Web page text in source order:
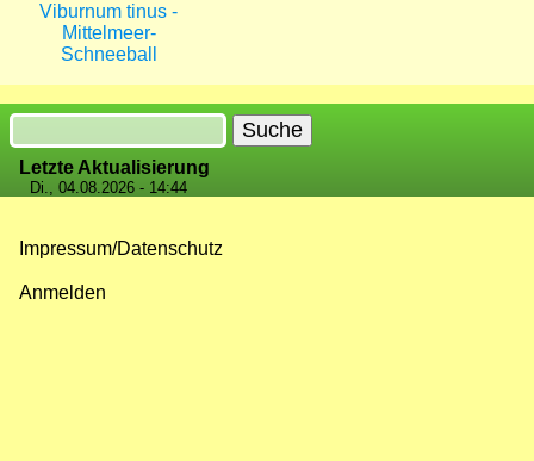
Viburnum tinus -
Mittelmeer-
Schneeball
Suche
Letzte Aktualisierung
Di., 04.08.2026 - 14:44
Impressum/Datenschutz
Anmelden